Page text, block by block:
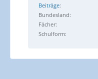
Beiträge
Bundesland
Fächer
Schulform